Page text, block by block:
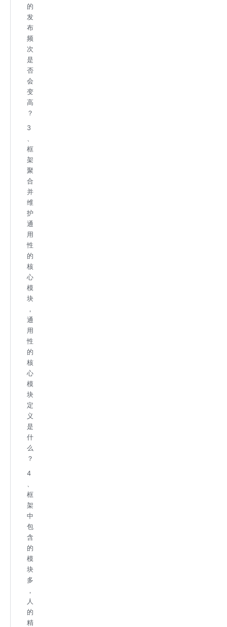
的
发
布
频
次
是
否
会
变
高
？
3
框
架
聚
合
并
维
护
通
用
性
的
核
心
模
块
，
通
用
性
的
核
心
模
块
定
义
是
什
么
？
4
框
架
中
包
含
的
模
块
多
，
人
的
精